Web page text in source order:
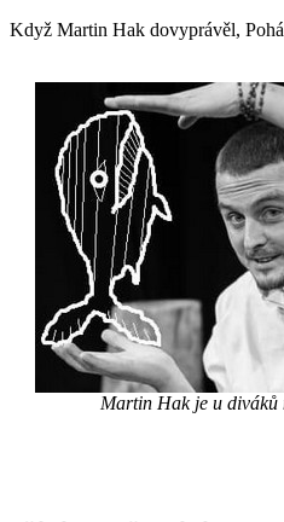
Když Martin Hak dovyprávěl,
Martin Hak je u diváků